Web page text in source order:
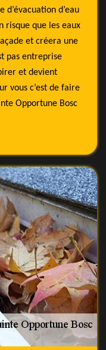
d’évacuation d’eau
risque que les eaux
et créera une
pas entreprise
et devient
vous c’est de faire
Opportune Bosc